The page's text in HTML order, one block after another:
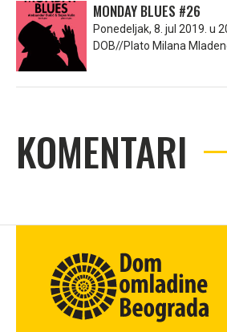
MONDAY BLUES #26
Ponedeljak, 8. jul 2019. u
DOB//Plato Milana
KOMENTARI